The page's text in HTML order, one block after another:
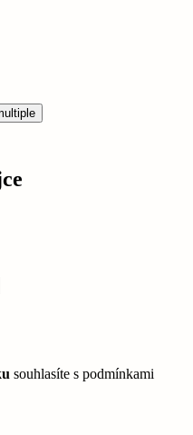
souhlasíte s podmínkami